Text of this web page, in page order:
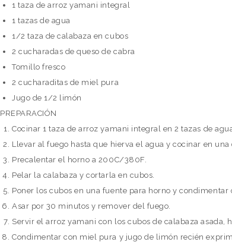
1 taza de arroz yamani integral
1 tazas de agua
1/2 taza de calabaza en cubos
2 cucharadas de queso de cabra
Tomillo fresco
2 cucharaditas de miel pura
Jugo de 1/2 limón
PREPARACIÓN
Cocinar 1 taza de arroz yamani integral en 2 tazas de
Llevar al fuego hasta que hierva el agua y cocinar en
Precalentar el horno a 200C/380F.
Pelar la calabaza y cortarla en cubos.
Poner los cubos en una fuente para horno y condimentar
Asar por 30 minutos y remover del fuego.
Servir el arroz yamani con los cubos de calabaza asada,
Condimentar con miel pura y jugo de limón recién